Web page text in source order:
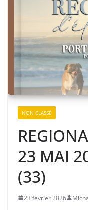
NON CLASSÉ
23 MAI
(33)
23 février 2026